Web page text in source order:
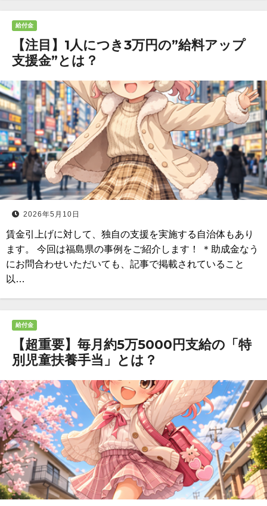
給付金
【注目】1人につき3万円の”給料アップ
支援金”とは？
2026年5月10日
賃金引上げに対して、独自の支援を実施する自治体もあり
ます。 今回は福島県の事例をご紹介します！ ＊助成金なう
にお問合わせいただいても、記事で掲載されていること
以…
給付金
【超重要】毎月約5万5000円支給の「特
別児童扶養手当」とは？